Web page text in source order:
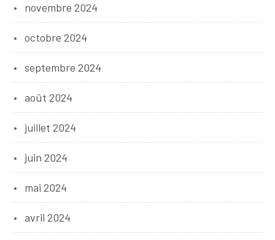
novembre 2024
octobre 2024
septembre 2024
août 2024
juillet 2024
juin 2024
mai 2024
avril 2024